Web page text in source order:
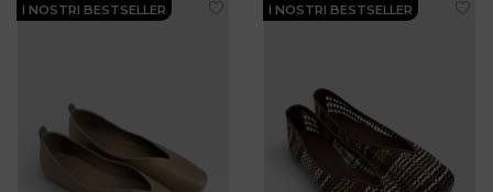
I NOSTRI BESTSELLER I NOSTRI BESTSELLER